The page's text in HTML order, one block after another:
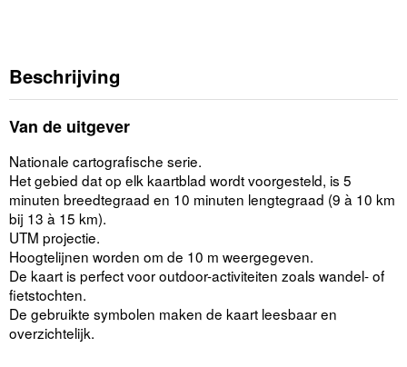
Beschrijving
Van de uitgever
Nationale cartografische serie.
Het gebied dat op elk kaartblad wordt voorgesteld, is 5
minuten breedtegraad en 10 minuten lengtegraad (9 à 10 km
bij 13 à 15 km).
UTM projectie.
Hoogtelijnen worden om de 10 m weergegeven.
De kaart is perfect voor outdoor-activiteiten zoals wandel- of
fietstochten.
De gebruikte symbolen maken de kaart leesbaar en
overzichtelijk.